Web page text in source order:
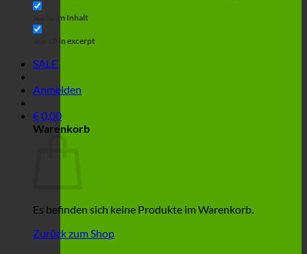
Suche im Inhalt
Search in excerpt
SALE
Anmelden
€0,00
Warenkorb
Es befinden sich keine Produkte im Warenkorb.
Zurück zum Shop